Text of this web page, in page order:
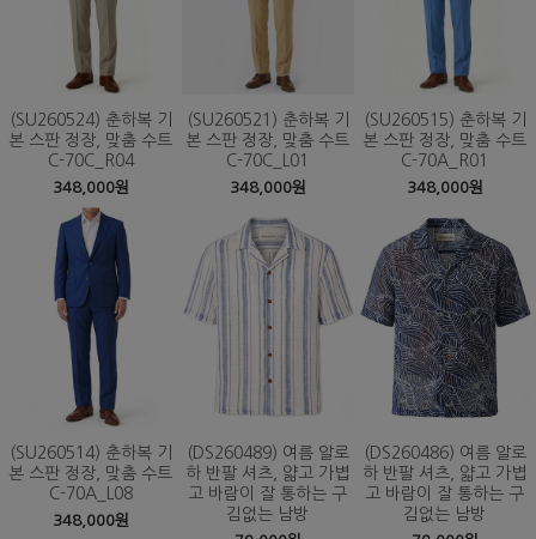
(SU260524) 춘하복 기
본 스판 정장, 맞춤 수트
C-70C_R04
348,000원
(SU260521) 춘하복 기
본 스판 정장, 맞춤 수트
C-70C_L01
348,000원
(SU260515) 춘하복 기
본 스판 정장, 맞춤 수트
C-70A_R01
348,000원
(SU260514) 춘하복 기
본 스판 정장, 맞춤 수트
C-70A_L08
348,000원
(DS260489) 여름 알로
하 반팔 셔츠, 얇고 가볍
고 바람이 잘 통하는 구
김없는 남방
(DS260486) 여름 알로
하 반팔 셔츠, 얇고 가볍
고 바람이 잘 통하는 구
김없는 남방